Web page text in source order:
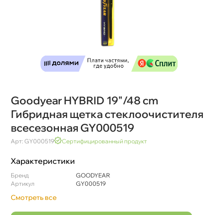
Goodyear HYBRID 19"/48 cm
Гибридная щетка стеклоочистителя
сесезонная GY000519
Арт: GY000519 Сертифицированный продукт
Характеристики
Бренд
GOODYEAR
Артикул
GY000519
Смотреть все